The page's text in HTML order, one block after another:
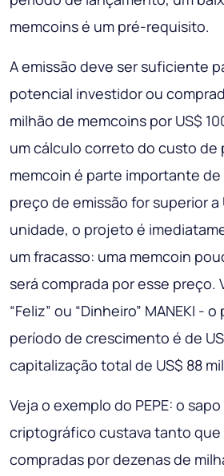
memcoins é um pré-requisito.
A emissão deve ser suficiente
potencial investidor ou
milhão de memcoins por US$
um cálculo correto do custo de
memcoin é parte importante
preço de emissão for superior a
unidade, o projeto é
um fracasso: uma memcoin
será comprada por esse preço.
“Feliz” ou “Dinheiro” MANEKI -
período de crescimento é de
capitalização total de US$ 88
Veja o exemplo do PEPE: o
criptográfico custava tanto que
compradas por dezenas de